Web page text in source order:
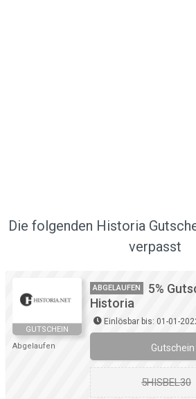
Die folgenden Historia
verpasst
GUTSCHEIN
Abgelaufen
ABGELAUFEN
5%
Historia
Einlösbar bis: 01-01-
5HISBEL30